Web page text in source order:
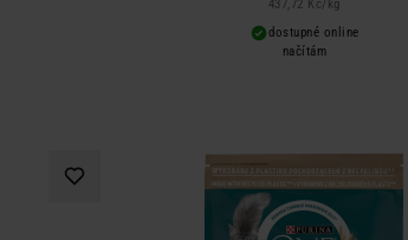
437,72 Kč/ kg
dostupné online
načítám